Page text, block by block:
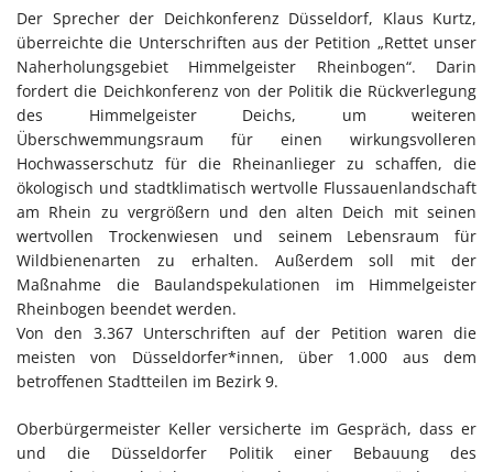
Der Sprecher der Deichkonferenz Düsseldorf, Klaus Kurtz,
überreichte die Unterschriften aus der Petition „Rettet unser
Naherholungsgebiet Himmelgeister Rheinbogen“. Darin
fordert die Deichkonferenz von der Politik die Rückverlegung
des Himmelgeister Deichs, um weiteren
Überschwemmungsraum für einen wirkungsvolleren
Hochwasserschutz für die Rheinanlieger zu schaffen, die
ökologisch und stadtklimatisch wertvolle Flussauenlandschaft
am Rhein zu vergrößern und den alten Deich mit seinen
wertvollen Trockenwiesen und seinem Lebensraum für
Wildbienenarten zu erhalten. Außerdem soll mit der
Maßnahme die Baulandspekulationen im Himmelgeister
Rheinbogen beendet werden.
Von den 3.367 Unterschriften auf der Petition waren die
meisten von Düsseldorfer*innen, über 1.000 aus dem
betroffenen Stadtteilen im Bezirk 9.
Oberbürgermeister Keller versicherte im Gespräch, dass er
und die Düsseldorfer Politik einer Bebauung des